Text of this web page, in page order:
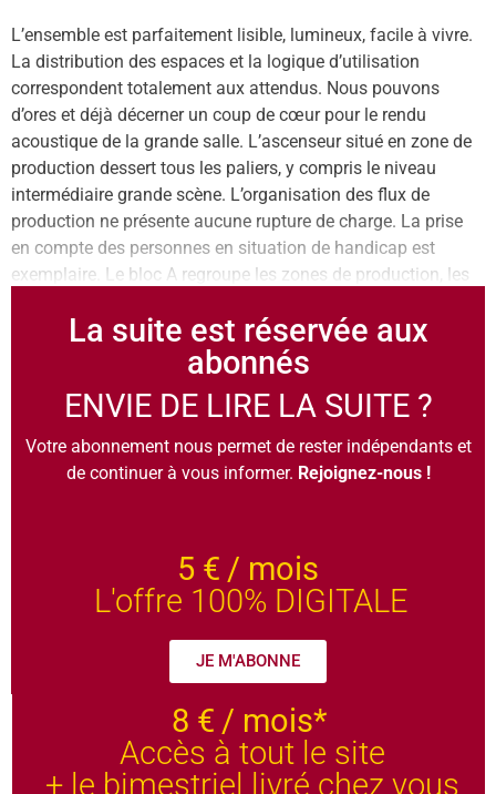
L’ensemble est parfaitement lisible, lumineux, facile à vivre.
La distribution des espaces et la logique d’utilisation
correspondent totalement aux attendus. Nous pouvons
d’ores et déjà décerner un coup de cœur pour le rendu
acoustique de la grande salle. L’ascenseur situé en zone de
production dessert tous les paliers, y compris le niveau
intermédiaire grande scène. L’organisation des flux de
production ne présente aucune rupture de charge. La prise
en compte des personnes en situation de handicap est
exemplaire. Le bloc A regroupe les zones de production, les
La suite est réservée aux
abonnés
ENVIE DE LIRE LA SUITE ?
Votre abonnement nous permet de rester indépendants et
de continuer à vous informer. Rejoignez-nous !
5 € / mois
L'offre 100% DIGITALE
JE M'ABONNE
8 € / mois*
Accès à tout le site
+ le bimestriel livré chez vous